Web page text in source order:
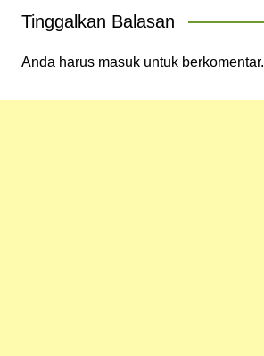
Tinggalkan Balasan
Anda harus masukuntuk berkomentar.